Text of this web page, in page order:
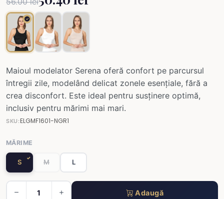
Maioul modelator Serena oferă confort pe parcursul
întregii zile, modelând delicat zonele esențiale, fără a
crea disconfort. Este ideal pentru susținere optimă,
inclusiv pentru mărimi mai mari.
SKU:ELGMF1601-NGR1
MĂRIME
S M L
Adaugă